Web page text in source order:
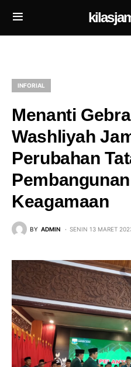
INFORIAL
Menanti
Washliyah
Perubahan
Keagamaan
BY ADMIN SENIN 13 MARET